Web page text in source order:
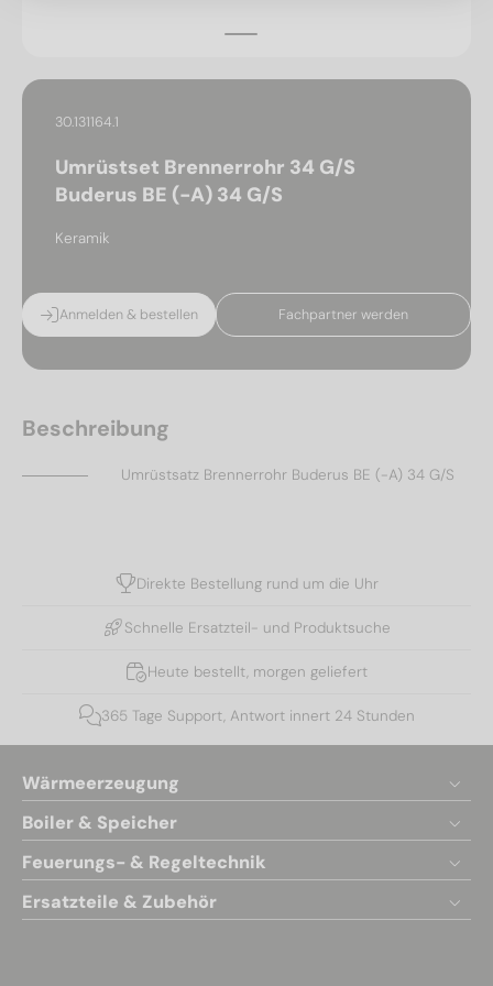
30.131164.1
Umrüstset Brennerrohr 34 G/S
Buderus BE (-A) 34 G/S
Keramik
Anmelden & bestellen Fachpartner werden
Beschreibung
Umrüstsatz Brennerrohr Buderus BE (-A) 34 G/S
Direkte Bestellung rund um die Uhr
Schnelle Ersatzteil- und Produktsuche
Heute bestellt, morgen geliefert
365 Tage Support, Antwort innert 24 Stunden
Wärmeerzeugung
Boiler & Speicher
Feuerungs- & Regeltechnik
Ersatzteile & Zubehör